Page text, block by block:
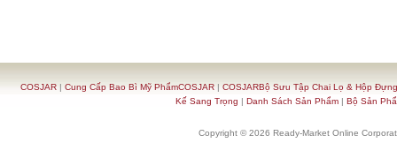
COSJAR| Cung Cấp Bao Bì Mỹ PhẩmCOSJAR| COSJARBộ Sưu Tập Chai Lọ & Hộp
Kế Sang Trọng | Danh Sách Sản Phẩm| Bộ Sản
Copyright © 2026 Ready-Market Online